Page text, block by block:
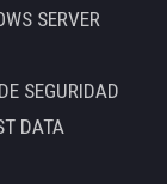
SERVER
SEGURIDAD
DATA